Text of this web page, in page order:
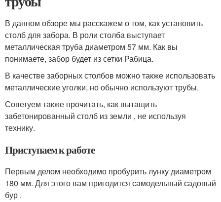
В данном обзоре мы расскажем о том, как установить
столб для забора. В роли столба выступает
металлическая труба диаметром 57 мм. Как вы
понимаете, забор будет из сетки Рабица.
В качестве заборных столбов можно также использовать
металлические уголки, но обычно используют трубы.
Советуем также прочитать, как вытащить
забетонированный столб из земли , не используя
технику.
Приступаем к работе
Первым делом необходимо пробурить лунку диаметром
180 мм. Для этого вам пригодится самодельный садовый
бур .